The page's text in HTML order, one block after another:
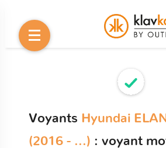
Voyants Hyundai
(2016 - ...) : voyant